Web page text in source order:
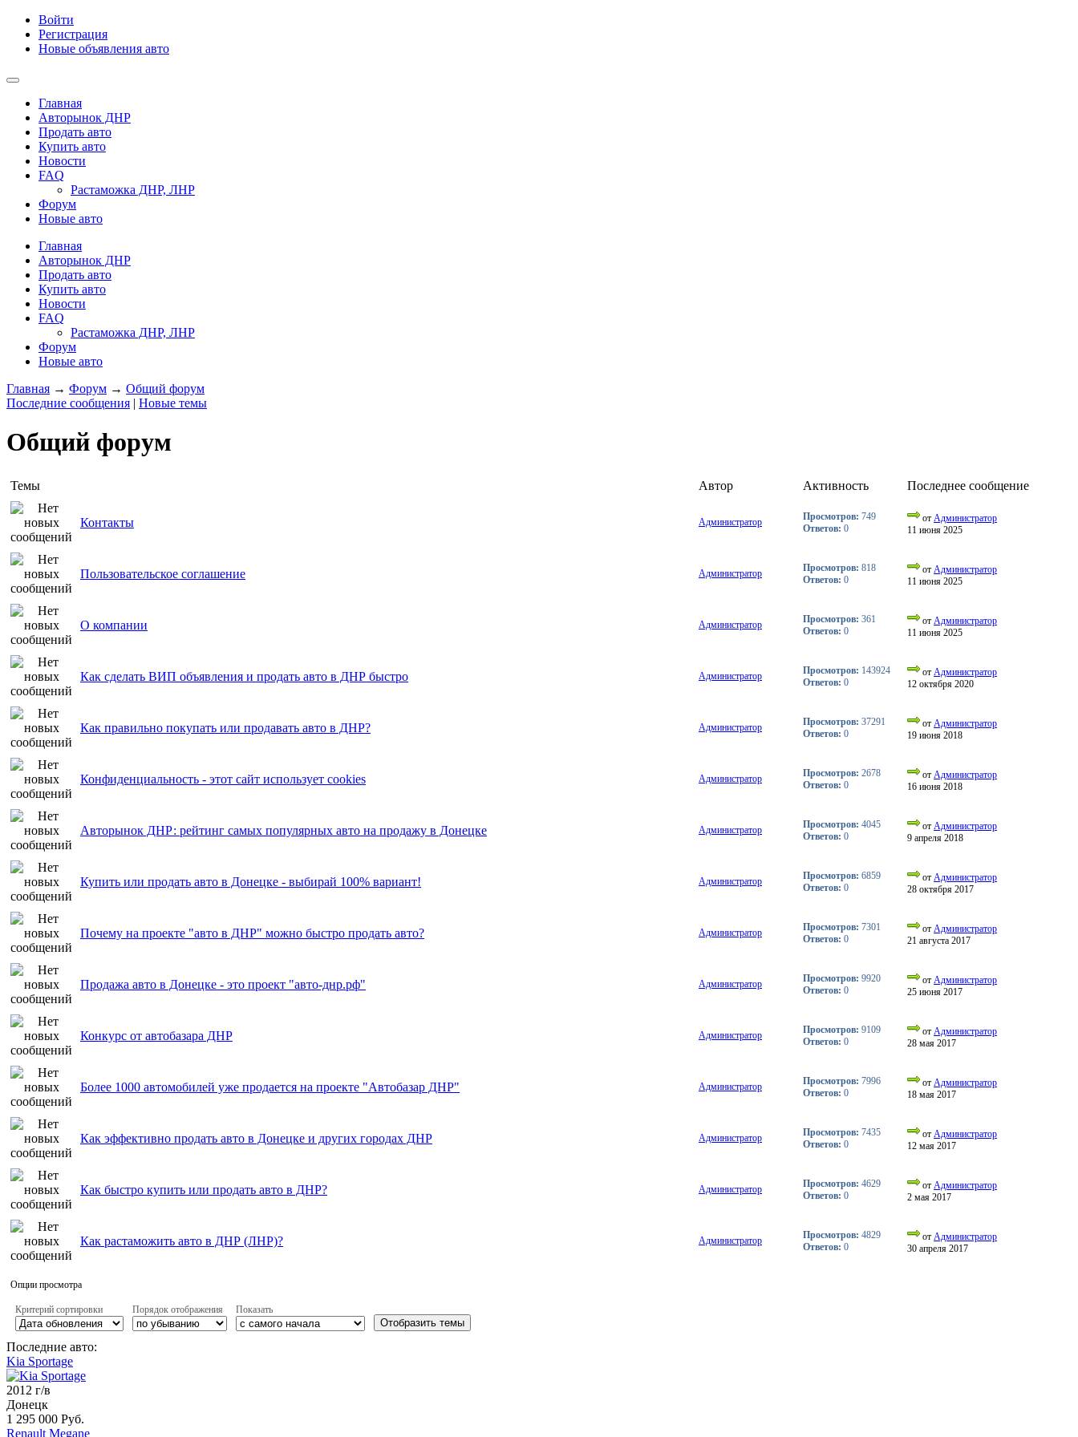
Войти
Регистрация
Новые объявления авто
Главная
Авторынок ДНР
Продать авто
Купить авто
Новости
FAQ
Растаможка ДНР, ЛНР
Форум
Новые авто
Главная
Авторынок ДНР
Продать авто
Купить авто
Новости
FAQ
Растаможка ДНР, ЛНР
Форум
Новые авто
Главная → Форум → Общий форум
Последние сообщения | Новые темы
Общий форум
Темы Автор Активность Последнее сообщение
Контакты Администратор Просмотров: 749
Ответов: 0
от Администратор
11 июня 2025
Пользовательское соглашение Администратор Просмотров: 818
Ответов: 0
от Администратор
11 июня 2025
О компании Администратор Просмотров: 361
Ответов: 0
от Администратор
11 июня 2025
Как сделать ВИП объявления и продать авто в ДНР быстро Администратор Просмотров: 143924
Ответов: 0
от Администратор
12 октября 2020
Как правильно покупать или продавать авто в ДНР? Администратор Просмотров: 37291
Ответов: 0
от Администратор
19 июня 2018
Конфиденциальность - этот сайт использует cookies Администратор Просмотров: 2678
Ответов: 0
от Администратор
16 июня 2018
Авторынок ДНР: рейтинг самых популярных авто на продажу в Донецке Администратор Просмотров: 4045
Ответов: 0
от Администратор
9 апреля 2018
Купить или продать авто в Донецке - выбирай 100% вариант! Администратор Просмотров: 6859
Ответов: 0
от Администратор
28 октября 2017
Почему на проекте "авто в ДНР" можно быстро продать авто? Администратор Просмотров: 7301
Ответов: 0
от Администратор
21 августа 2017
Продажа авто в Донецке - это проект "авто-днр.рф" Администратор Просмотров: 9920
Ответов: 0
от Администратор
25 июня 2017
Конкурс от автобазара ДНР Администратор Просмотров: 9109
Ответов: 0
от Администратор
28 мая 2017
Более 1000 автомобилей уже продается на проекте "Автобазар ДНР" Администратор Просмотров: 7996
Ответов: 0
от Администратор
18 мая 2017
Как эффективно продать авто в Донецке и других городах ДНР Администратор Просмотров: 7435
Ответов: 0
от Администратор
12 мая 2017
Как быстро купить или продать авто в ДНР? Администратор Просмотров: 4629
Ответов: 0
от Администратор
2 мая 2017
Как растаможить авто в ДНР (ЛНР)? Администратор Просмотров: 4829
Ответов: 0
от Администратор
30 апреля 2017
Опции просмотра
Критерий сортировки Порядок отображения Показать
Последние авто:
Kia Sportage
2012 г/в
Донецк
1 295 000 Руб.
Renault Megane